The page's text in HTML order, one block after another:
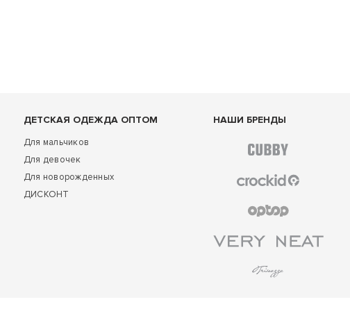
ДЕТСКАЯ ОДЕЖДА ОПТОМ
Для мальчиков
Для девочек
Для новорожденных
ДИСКОНТ
НАШИ БРЕНДЫ